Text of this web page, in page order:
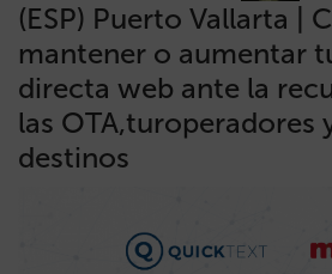
(ESP) Puerto Vallarta |
mantener o aumentar
directa web ante la
las OTA,turoperadores
destinos